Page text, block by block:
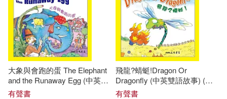
大象與會跑的蛋 The Elephant
and the Runaway Egg (中英雙
語故事) (有聲書)
有聲書
飛龍?蜻蜓!Dragon Or
Dragonfly (中英雙語故事) (有
聲書)
有聲書